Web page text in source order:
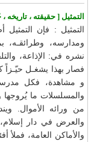
التمثيل [ حقيقته ، تاريخه
التمثيل : فإن التمثيل
ومدارسه، وطرائقـه،
نشره في: الإذاعة،
فصار بهذا يشغـل حيّـزاً
و مشاهدة، فكل
والمسلسلات ما يُروجها
من ورائه الأموال.
والعرض في دار
والأماكن العامة، فملأ